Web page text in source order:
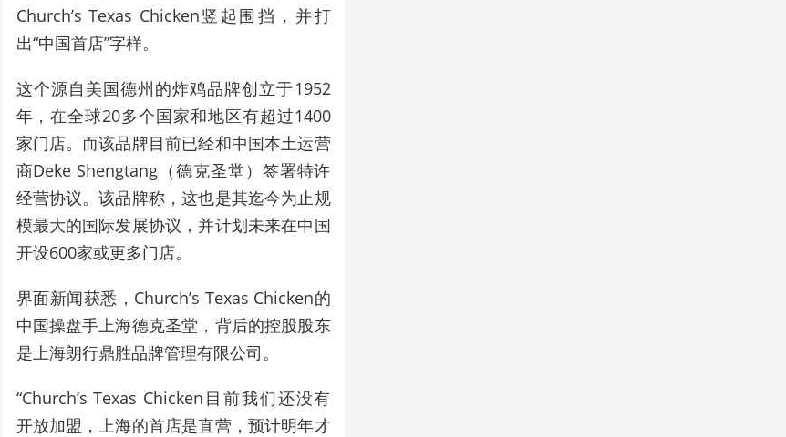
Church’s Texas Chicken竖起围挡，并打
出“中国首店”字样。
这个源自美国德州的炸鸡品牌创立于1952
年，在全球20多个国家和地区有超过1400
家门店。而该品牌目前已经和中国本土运营
商Deke Shengtang（德克圣堂）签署特许
经营协议。该品牌称，这也是其迄今为止规
模最大的国际发展协议，并计划未来在中国
开设600家或更多门店。
界面新闻获悉，Church’s Texas Chicken的
中国操盘手上海德克圣堂，背后的控股股东
是上海朗行鼎胜品牌管理有限公司。
“Church’s Texas Chicken目前我们还没有
开放加盟，上海的首店是直营，预计明年才